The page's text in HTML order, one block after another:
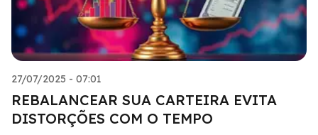
27/07/2025 - 07:01
REBALANCEAR SUA CARTEIRA EVITA
DISTORÇÕES COM O TEMPO